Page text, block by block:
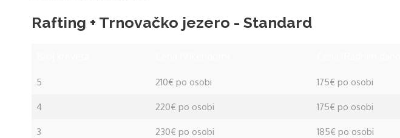
Rafting + Trnovačko jezero - Standard
5 210€ po osobi 175€ po osobi
4 220€ po osobi 175€ po osobi
3 230€ po osobi 185€ po osobi